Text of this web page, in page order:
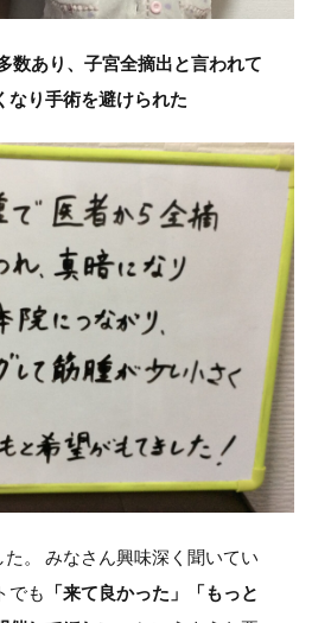
あり、子宮全摘出と言われて
なり手術を避けられた
。 みなさん興味深く聞いてい
でも
「来て良かった」「もっと